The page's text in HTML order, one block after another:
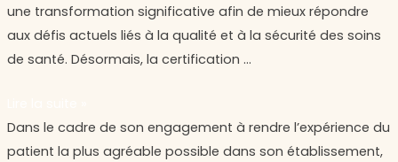
une transformation significative afin de mieux répondre
aux défis actuels liés à la qualité et à la sécurité des soins
de santé. Désormais, la certification …
la
certification
HAS
Dans le cadre de son engagement à rendre l’expérience du
patient la plus agréable possible dans son établissement,
Moment
Care